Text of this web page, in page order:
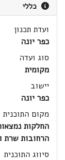
כללי
ועדת תכנון
כפר יונה
סוג ועדה
מקומית
יישוב
כפר יונה
מקום התוכנית
החלקות
הרחובות שרת
סיווג התוכנית